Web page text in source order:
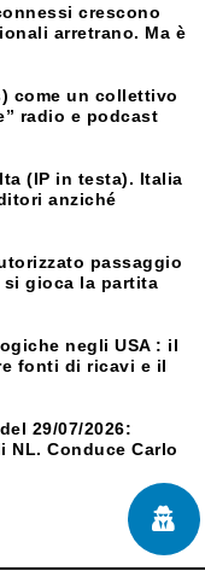
crescono
arretrano. Ma è
come un collettivo
radio e podcast
(IP in testa). Italia
anziché
passaggio
si gioca la partita
negli USA : il
fonti di ricavi e il
29/07/2026:
Conduce Carlo